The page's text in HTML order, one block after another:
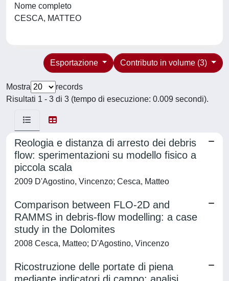
Nome completo
CESCA, MATTEO
Contributo in volume (3)
Esportazione
Mostra
records
Risultati 1 - 3 di 3 (tempo di esecuzione: 0.009 secondi).
Reologia e distanza di arresto dei debris
flow: sperimentazioni su modello fisico a
piccola scala
2009 D'Agostino, Vincenzo; Cesca, Matteo
Comparison between FLO-2D and
RAMMS in debris-flow modelling: a case
study in the Dolomites
2008 Cesca, Matteo; D'Agostino, Vincenzo
Ricostruzione delle portate di piena